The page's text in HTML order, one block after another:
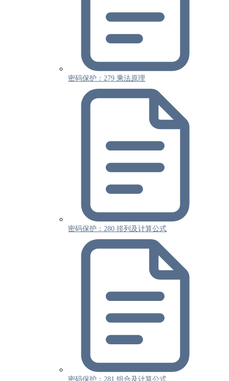
密码保护：279 乘法原理
密码保护：280 排列及计算公式
密码保护：281 组合及计算公式